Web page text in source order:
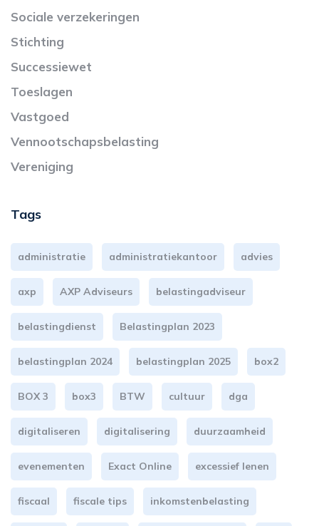
Sociale verzekeringen
Stichting
Successiewet
Toeslagen
Vastgoed
Vennootschapsbelasting
Vereniging
Tags
administratie administratiekantoor advies
axp AXP Adviseurs belastingadviseur
belastingdienst Belastingplan 2023
belastingplan 2024 belastingplan 2025 box2
BOX 3 box3 BTW cultuur dga
digitaliseren digitalisering duurzaamheid
evenementen Exact Online excessief lenen
fiscaal fiscale tips inkomstenbelasting